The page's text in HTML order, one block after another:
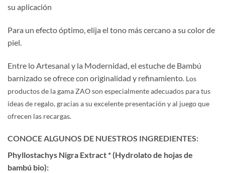
su aplicación
Para un efecto óptimo, elija el tono más cercano a su color de
piel.
Entre lo Artesanal y la Modernidad, el estuche de Bambú
barnizado se ofrece con originalidad y refinamiento. Los
productos de la gama ZAO son especialmente adecuados para tus
ideas de regalo, gracias a su excelente presentación y al juego que
ofrecen las recargas.
CONOCE ALGUNOS DE NUESTROS INGREDIENTES:
Phyllostachys Nigra Extract * (Hydrolato de hojas de
bambú bio):